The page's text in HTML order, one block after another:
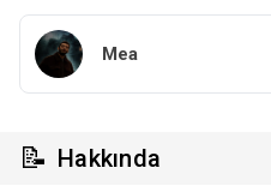
Mea
📝 Hakkında